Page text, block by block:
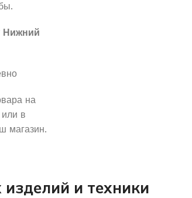
Нижний
на
или в
магазин.
и техники